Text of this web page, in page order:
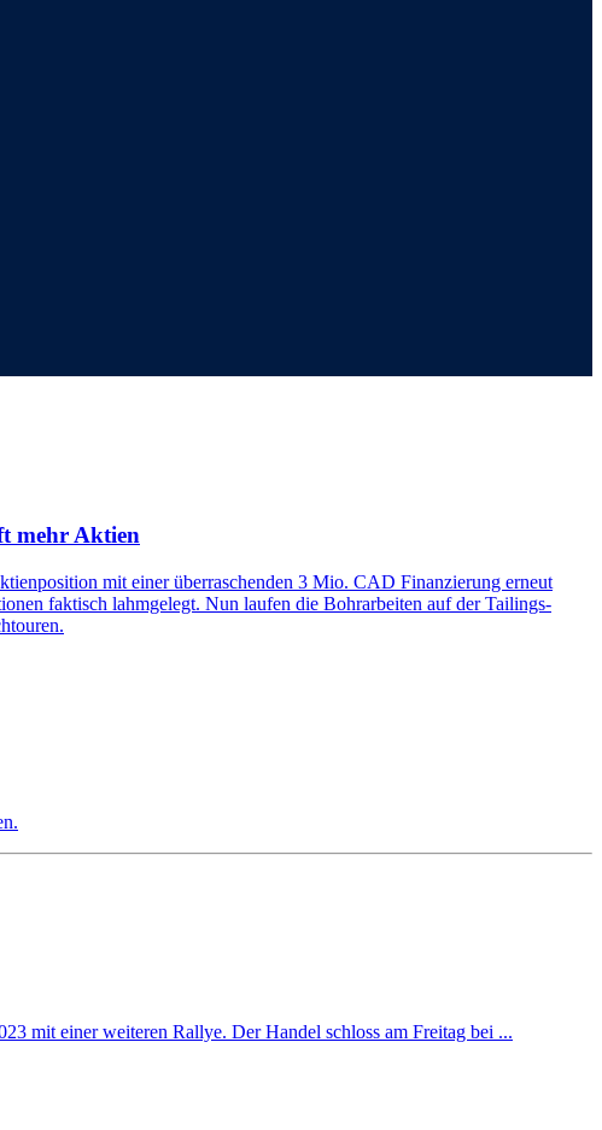
mehr Aktien
mit einer überraschenden 3 Mio. CAD Finanzierung erneut
faktisch lahmgelegt. Nun laufen die Bohrarbeiten auf der Tailings-
mit einer weiteren Rallye. Der Handel schloss am Freitag bei ...